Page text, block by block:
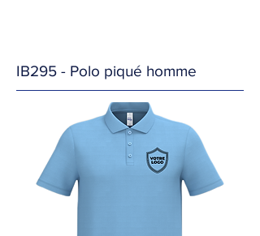
IB295 - Polo piqué homme